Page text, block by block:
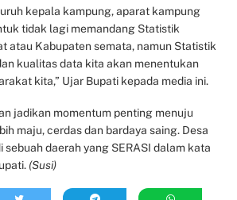
kepala kampung, aparat kampung
tidak lagi memandang Statistik
atau Kabupaten semata, namun Statistik
kualitas data kita akan menentukan
kita,” Ujar Bupati kepada media ini.
jadikan momentum penting menuju
maju, cerdas dan bardaya saing. Desa
sebuah daerah yang SERASI dalam kata
(Susi)